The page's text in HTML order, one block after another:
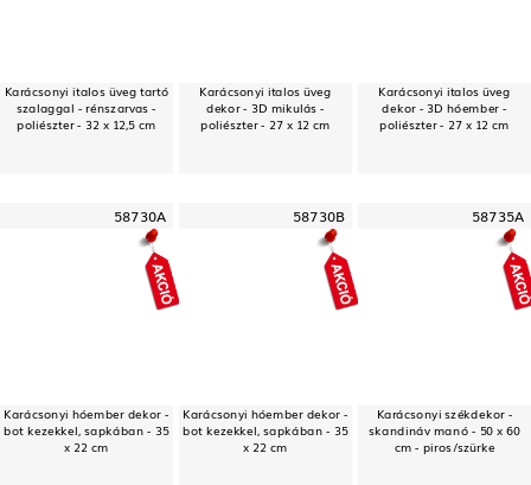
Karácsonyi italos üveg tartó
szalaggal - rénszarvas -
poliészter - 32 x 12,5 cm
Karácsonyi italos üveg
dekor - 3D mikulás -
poliészter - 27 x 12 cm
Karácsonyi italos üveg
dekor - 3D hóember -
poliészter - 27 x 12 cm
58730A
Karácsonyi hóember dekor -
bot kezekkel, sapkában - 35
x 22 cm
58730B
Karácsonyi hóember dekor -
bot kezekkel, sapkában - 35
x 22 cm
58735A
Karácsonyi székdekor -
skandináv manó - 50 x 60
cm - piros/szürke